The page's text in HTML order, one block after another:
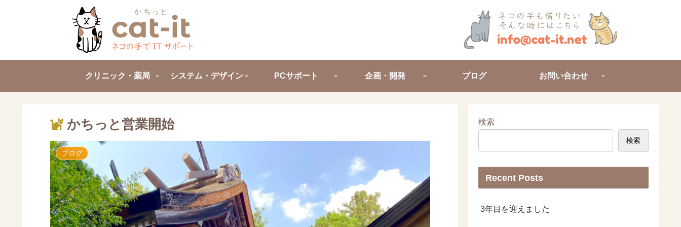
クリニック・薬局 システム・デザイン PCサポート 企画・開発 ブログ お問い合わせ
かちっと営業開始
ブログ
検索
検索
Recent Posts
3年目を迎えました